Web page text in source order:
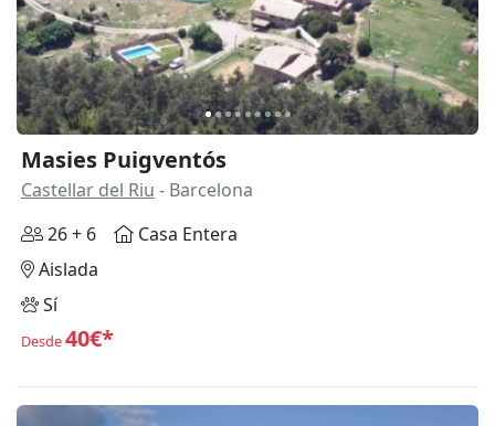
Masies Puigventós
Castellar del Riu - Barcelona
26 + 6
Casa Entera
Aislada
Sí
Desde40€*